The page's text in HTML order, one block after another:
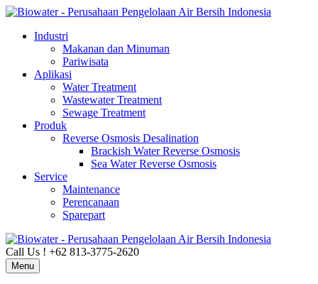
Industri
Makanan dan Minuman
Pariwisata
Aplikasi
Water Treatment
Wastewater Treatment
Sewage Treatment
Produk
Reverse Osmosis Desalination
Brackish Water Reverse Osmosis
Sea Water Reverse Osmosis
Service
Maintenance
Perencanaan
Sparepart
Call Us ! +62 813-3775-2620
Menu